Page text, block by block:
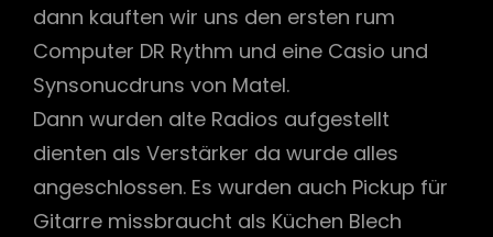
dann kauften wir uns den ersten rum
Computer DR Rythm und eine Casio und
Synsonucdruns von Matel.
Dann wurden alte Radios aufgestellt
dienten als Verstärker da wurde alles
angeschlossen. Es wurden auch Pickup für
Gitarre missbraucht als Küchen Blech